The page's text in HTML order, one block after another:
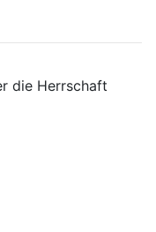
die Herrschaft